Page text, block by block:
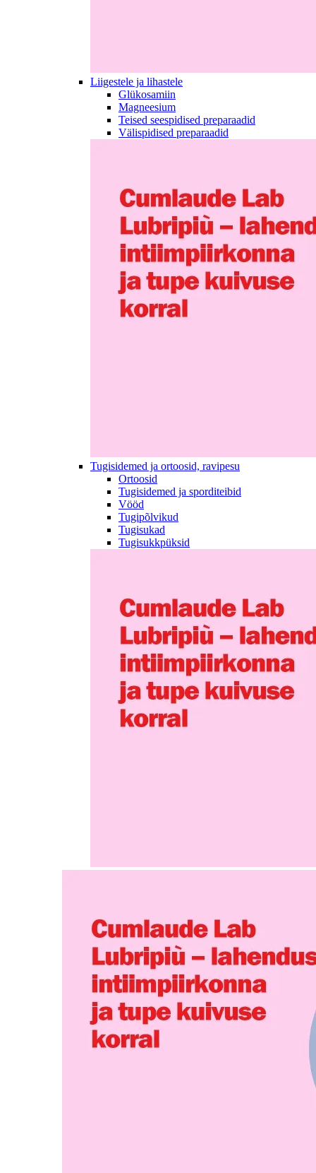
Liigestele ja lihastele
Glükosamiin
Magneesium
Teised seespidised preparaadid
Välispidised preparaadid
Tugisidemed ja ortoosid, ravipesu
Ortoosid
Tugisidemed ja sporditeibid
Vööd
Tugipõlvikud
Tugisukad
Tugisukkpüksid